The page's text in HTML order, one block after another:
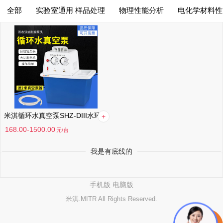
全部 实验室通用 样品处理 物理性能分析 电化学材料
综合排序 筛选
综合排序
月销量高到低
价格高到低
价格低到高
满意度高到低
米淇循环水真空泵SHZ-DIII水环式实验室耐腐蚀小型抽气泵抽滤装置
168.00-1500.00 元/台
我是有底线的
手机版 电脑版
米淇.MITR All Rights Reserved.